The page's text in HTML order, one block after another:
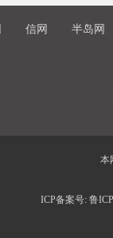
信网 半岛网
本
ICP备案号: 鲁